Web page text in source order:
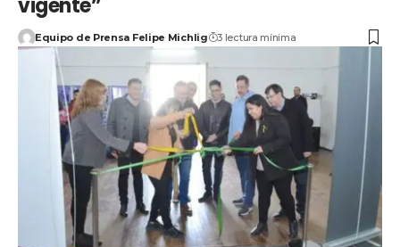
vigente”
Equipo de Prensa Felipe Michlig 3 lectura mínima